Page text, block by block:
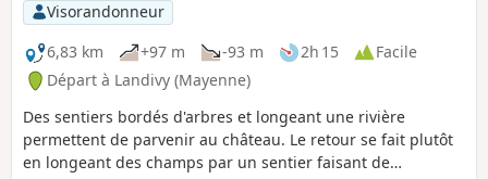
Visorandonneur
6,83 km
+97 m -93 m 2h 15
Facile
Départ à Landivy (Mayenne)
Des sentiers bordés d'arbres et longeant une rivière
permettent de parvenir au château. Le retour se fait plutôt
en longeant des champs par un sentier faisant de